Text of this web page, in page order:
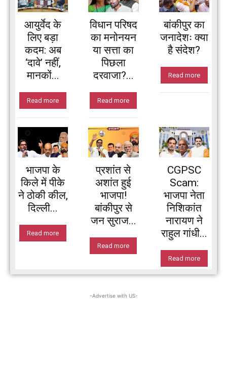
आयुर्वेद के
लिए बड़ा
कदम: अब
‘दावे’ नहीं,
मानकों...
Read more
विधान परिषद
का मनोनयन
या सत्ता का
पिछला
दरवाजा?...
Read more
बांकीपुर का
जनादेशः क्या
है संदेश?
Read more
भाजपा के
किले में पीके
ने ठोकी कील,
दिल्ली...
Read more
प्रशांत से
अशांत हुई
भाजपा!
बांकीपुर से
जन सुराज...
Read more
CGPSC
Scam:
भाजपा नेता
निशिकांत
नारायण ने
राहुल गांधी...
Read more
-Advertise with US-